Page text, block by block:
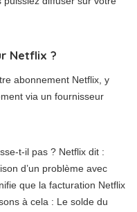
Netflix ?
abonnement Netflix, y
via un fournisseur
t-il pas ? Netflix dit :
d’un problème avec
que la facturation Netflix
à cela : Le solde du